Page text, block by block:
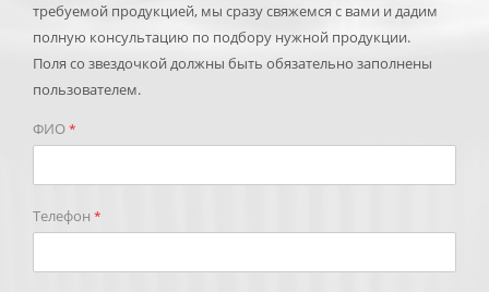
требуемой продукцией, мы сразу свяжемся с вами и дадим
полную консультацию по подбору нужной продукции.
Поля со звездочкой должны быть обязательно заполнены
пользователем.
ФИО*
Телефон *